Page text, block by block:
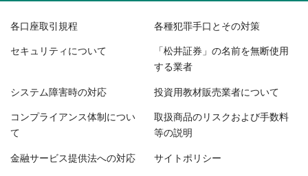
各口座取引規程 各種犯罪手口とその対策
セキュリティについて 「松井証券」の名前を無断使用
する業者
システム障害時の対応 投資用教材販売業者について
コンプライアンス体制につい
て
取扱商品のリスクおよび手数料
等の説明
金融サービス提供法への対応 サイトポリシー